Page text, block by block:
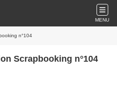
MENU
n°104
Scrapbooking n°104